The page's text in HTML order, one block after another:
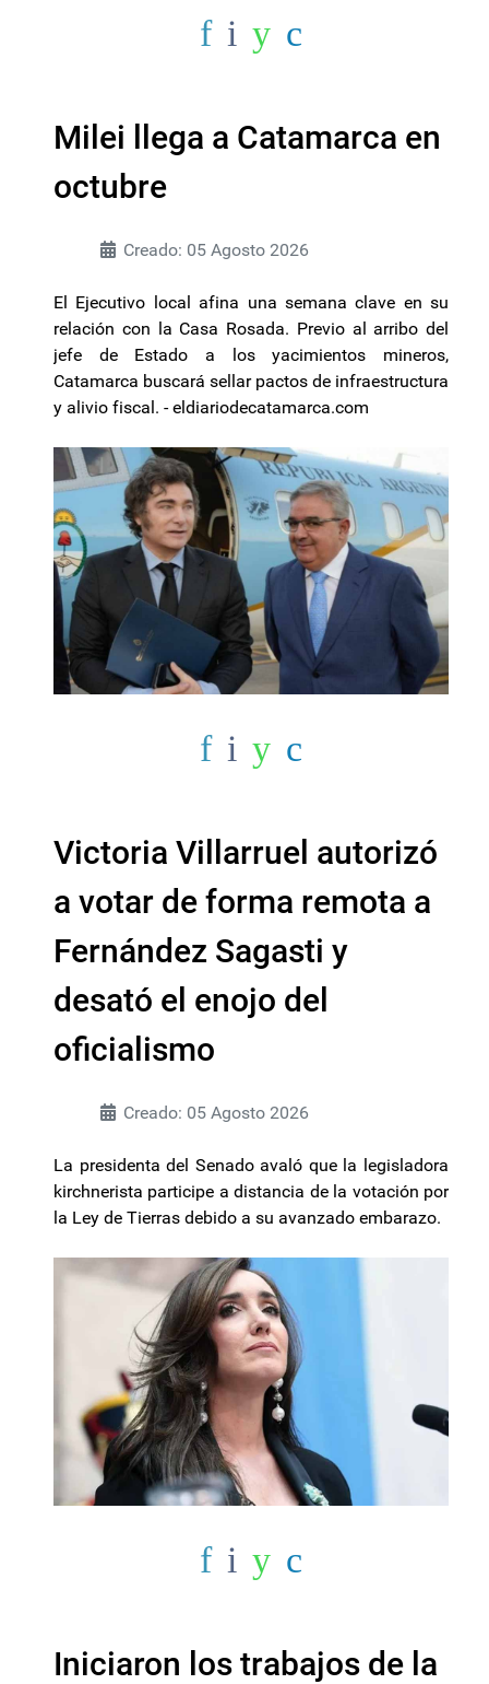
Milei llega a Catamarca en
octubre
Creado: 05 Agosto 2026
El Ejecutivo local afina una semana clave en su
relación con la Casa Rosada. Previo al arribo del
jefe de Estado a los yacimientos mineros,
Catamarca buscará sellar pactos de infraestructura
y alivio fiscal. - eldiariodecatamarca.com
Victoria Villarruel autorizó
a votar de forma remota a
Fernández Sagasti y
desató el enojo del
oficialismo
Creado: 05 Agosto 2026
La presidenta del Senado avaló que la legisladora
kirchnerista participe a distancia de la votación por
la Ley de Tierras debido a su avanzado embarazo.
Iniciaron los trabajos de la